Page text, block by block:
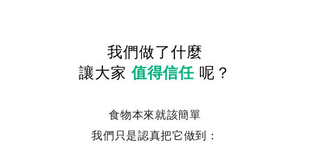
我們做了什麼
讓大家值得信任 呢？
食物本來就該簡單
我們只是認真把它做到：